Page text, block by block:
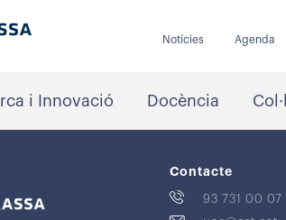
Notícies Agenda
i Innovació Docència
Contacte
93 731 00 07